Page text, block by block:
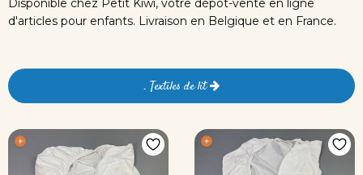
Disponible chez Petit Kiwi, votre dépôt-vente en ligne
d'articles pour enfants. Livraison en Belgique et en France.
. Textiles de lit